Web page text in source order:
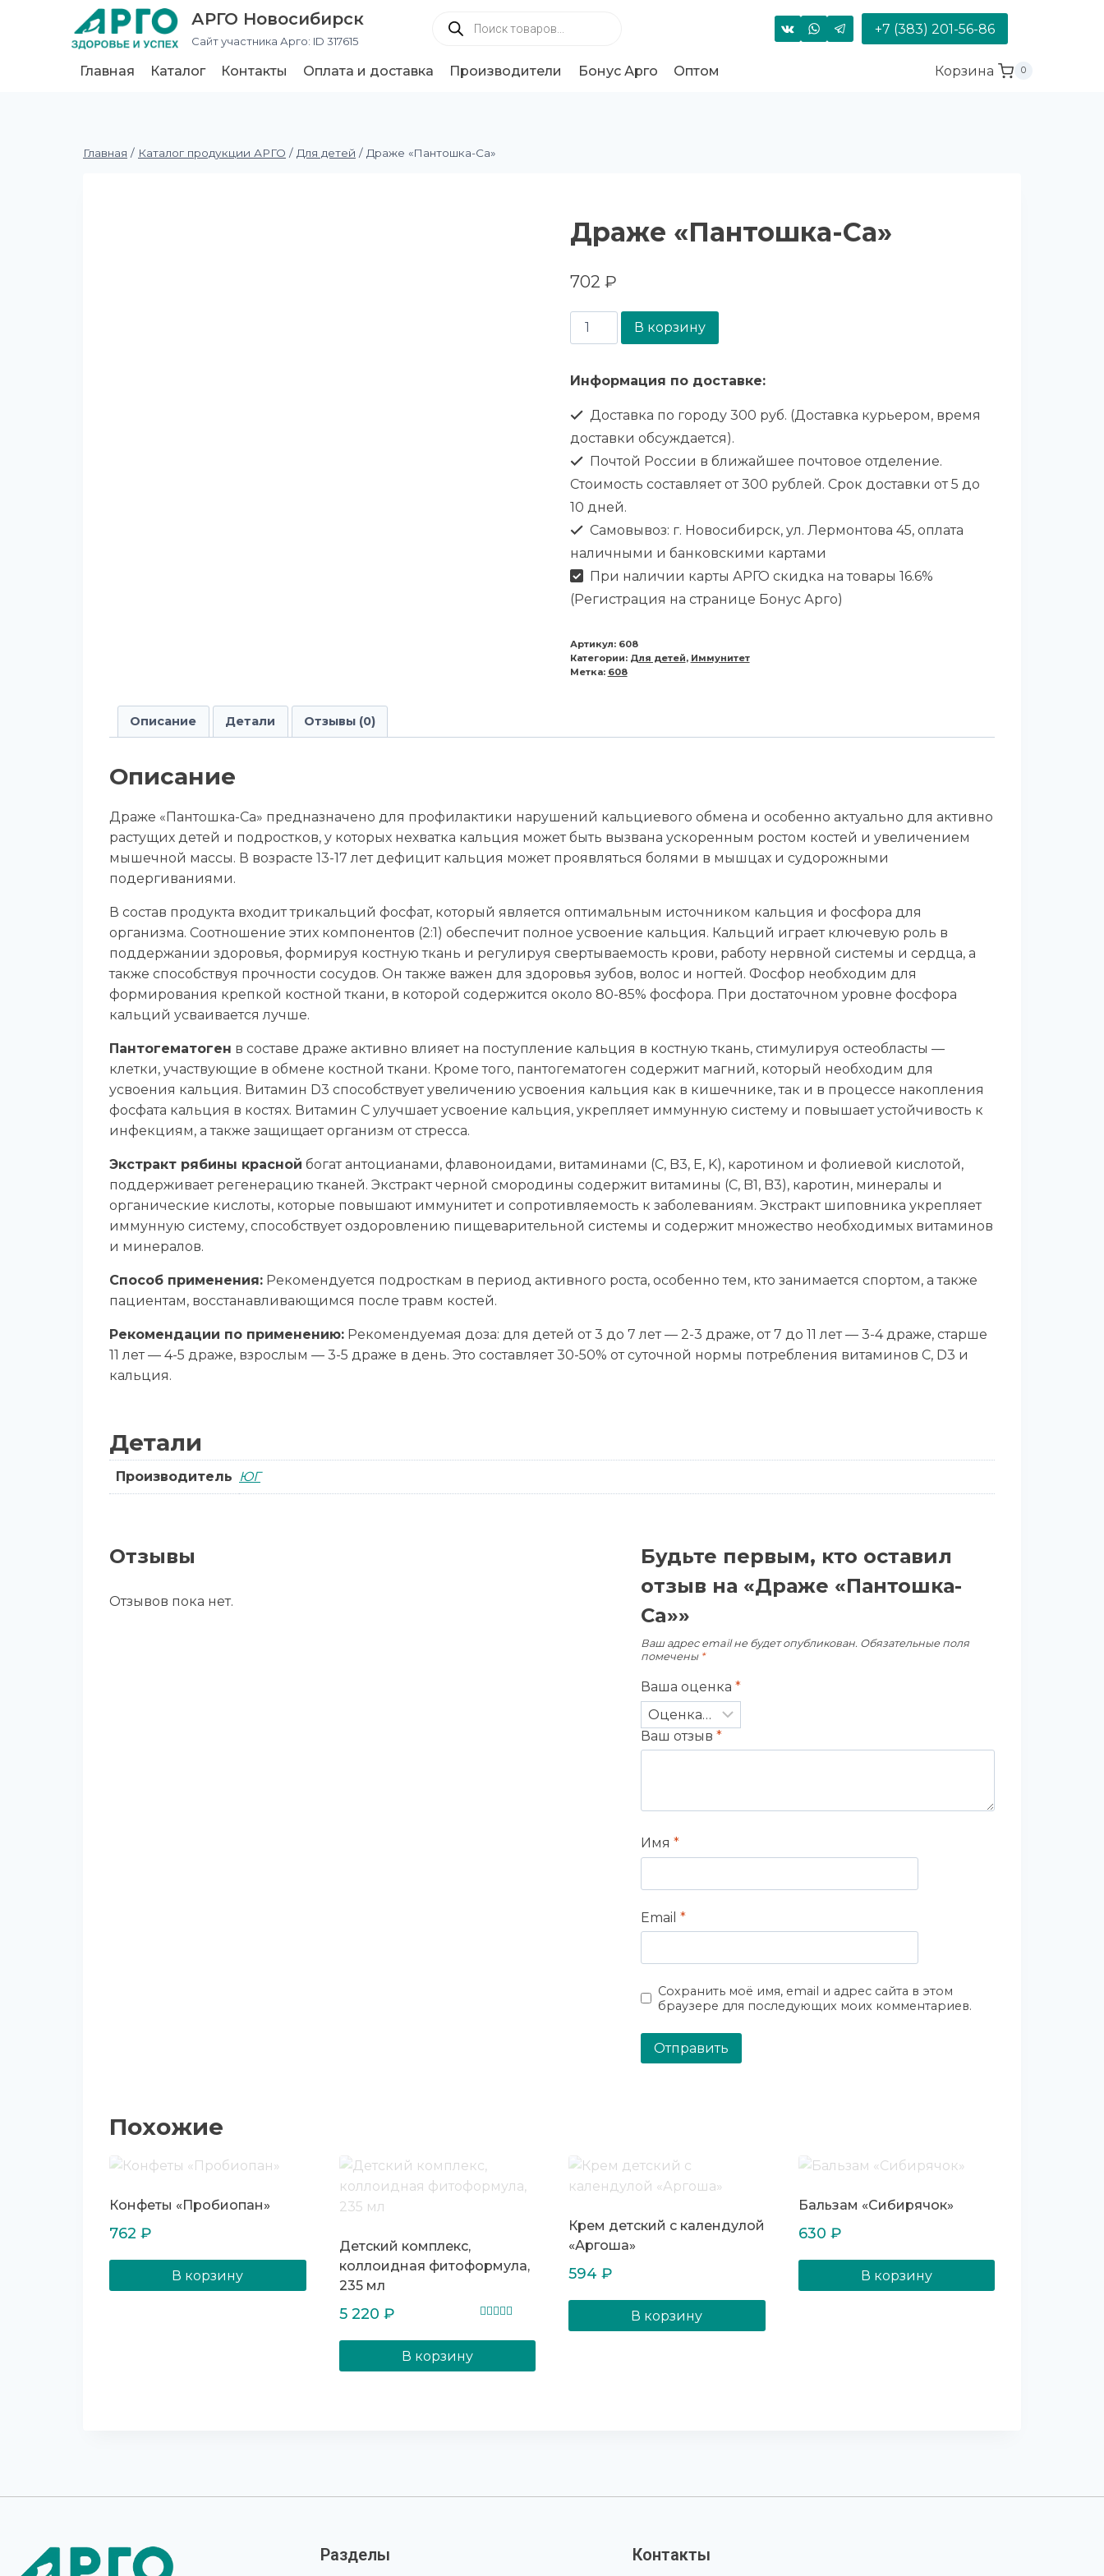
АРГО Новосибирск
Сайт участника Арго: ID 317615
+7 (383) 201-56-86
Главная Каталог Контакты Оплата и доставка Производители Бонус Арго Оптом Корзина 0
Главная / Каталог продукции АРГО / Для детей / Драже «Пантошка-Ca»
Драже «Пантошка-Ca»
702 ₽
В корзину
Информация по доставке:
Доставка по городу 300 руб. (Доставка курьером, время
доставки обсуждается).
Почтой России в ближайшее почтовое отделение.
Стоимость составляет от 300 рублей. Срок доставки от 5 до
10 дней.
Самовывоз: г. Новосибирск, ул. Лермонтова 45, оплата
наличными и банковскими картами
При наличии карты АРГО скидка на товары 16.6%
(Регистрация на странице Бонус Арго)
Артикул: 608
Категории: Для детей, Иммунитет
Метка: 608
Описание Детали Отзывы (0)
Описание
Драже «Пантошка-Са» предназначено для профилактики нарушений кальциевого обмена и особенно актуально для активно
растущих детей и подростков, у которых нехватка кальция может быть вызвана ускоренным ростом костей и увеличением
мышечной массы. В возрасте 13-17 лет дефицит кальция может проявляться болями в мышцах и судорожными
подергиваниями.
В состав продукта входит трикальций фосфат, который является оптимальным источником кальция и фосфора для
организма. Соотношение этих компонентов (2:1) обеспечит полное усвоение кальция. Кальций играет ключевую роль в
поддержании здоровья, формируя костную ткань и регулируя свертываемость крови, работу нервной системы и сердца, а
также способствуя прочности сосудов. Он также важен для здоровья зубов, волос и ногтей. Фосфор необходим для
формирования крепкой костной ткани, в которой содержится около 80-85% фосфора. При достаточном уровне фосфора
кальций усваивается лучше.
Пантогематоген в составе драже активно влияет на поступление кальция в костную ткань, стимулируя остеобласты —
клетки, участвующие в обмене костной ткани. Кроме того, пантогематоген содержит магний, который необходим для
усвоения кальция. Витамин D3 способствует увеличению усвоения кальция как в кишечнике, так и в процессе накопления
фосфата кальция в костях. Витамин C улучшает усвоение кальция, укрепляет иммунную систему и повышает устойчивость к
инфекциям, а также защищает организм от стресса.
Экстракт рябины красной богат антоцианами, флавоноидами, витаминами (C, B3, E, K), каротином и фолиевой кислотой,
поддерживает регенерацию тканей. Экстракт черной смородины содержит витамины (C, B1, B3), каротин, минералы и
органические кислоты, которые повышают иммунитет и сопротивляемость к заболеваниям. Экстракт шиповника укрепляет
иммунную систему, способствует оздоровлению пищеварительной системы и содержит множество необходимых витаминов
и минералов.
Способ применения: Рекомендуется подросткам в период активного роста, особенно тем, кто занимается спортом, а также
пациентам, восстанавливающимся после травм костей.
Рекомендации по применению: Рекомендуемая доза: для детей от 3 до 7 лет — 2-3 драже, от 7 до 11 лет — 3-4 драже, старше
11 лет — 4-5 драже, взрослым — 3-5 драже в день. Это составляет 30-50% от суточной нормы потребления витаминов C, D3 и
кальция.
Детали
Производитель ЮГ
Отзывы
Отзывов пока нет.
Будьте первым, кто оставил
отзыв на «Драже «Пантошка-
Ca»»
Ваш адрес email не будет опубликован. Обязательные поля
помечены *
Ваша оценка *
Ваш отзыв *
Имя *
Email *
Сохранить моё имя, email и адрес сайта в этом
браузере для последующих моих комментариев.
Похожие
Конфеты «Пробиопан»
762 ₽
В корзину
Детский комплекс,
коллоидная фитоформула,
235 мл
4.50
5 220 ₽
В корзину
Крем детский с календулой
«Аргоша»
594 ₽
В корзину
Бальзам «Сибирячок»
630 ₽
В корзину
Разделы Контакты